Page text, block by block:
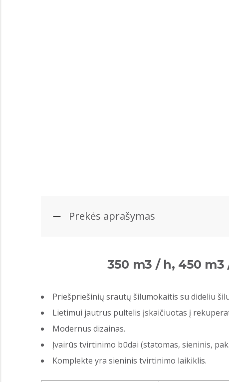
Prekės aprašymas
350 m3 / h, 450
Priešpriešinių srautų šilumokaitis su dideliu
Lietimui jautrus pultelis įskaičiuotas į
Modernus dizainas.
Įvairūs tvirtinimo būdai (statomas, sieninis,
Komplekte yra sieninis tvirtinimo laikiklis.